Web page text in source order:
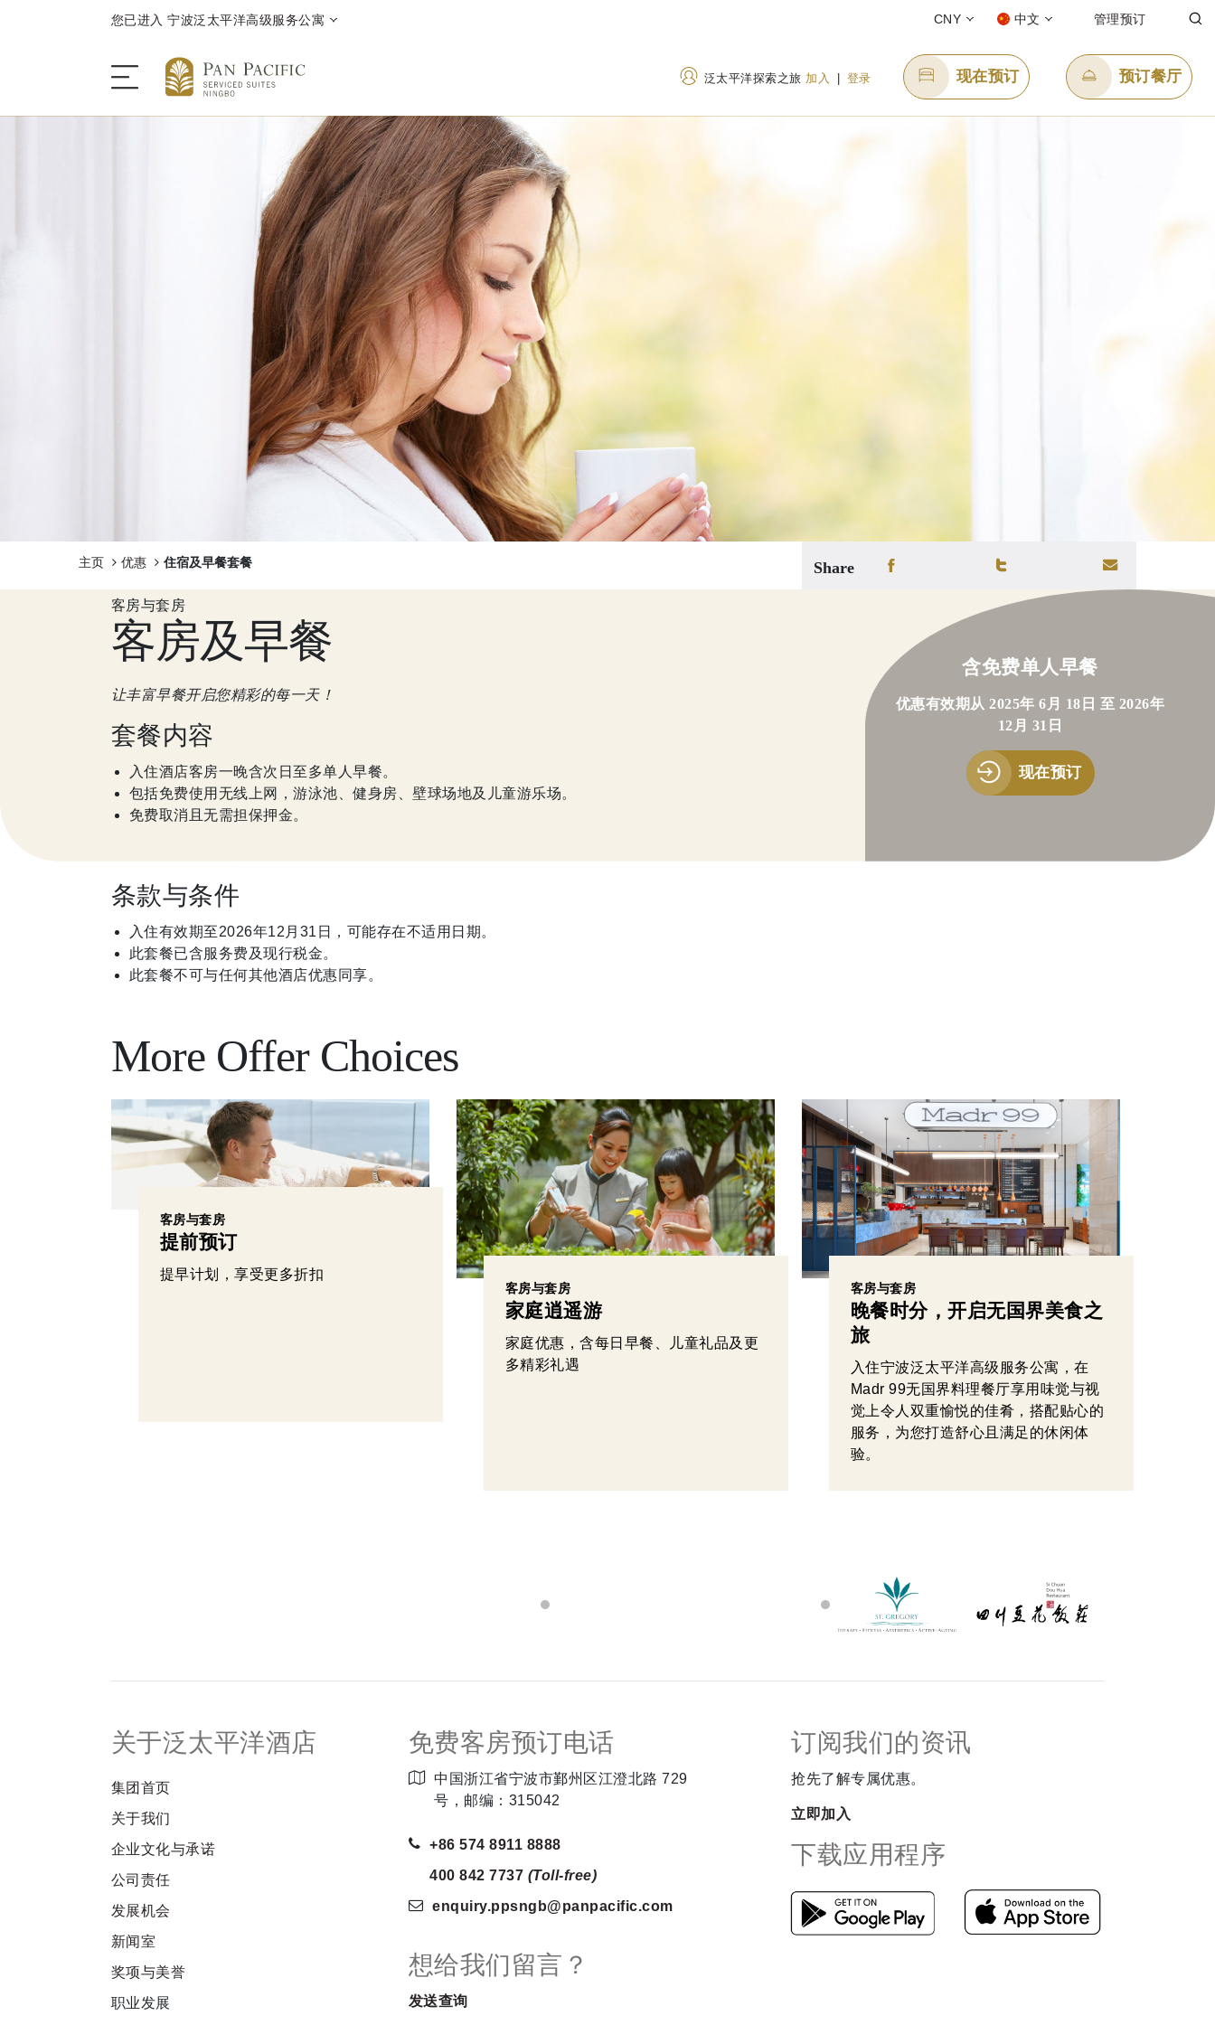
您已进入 宁波泛太平洋高级服务公寓 CNY 中文 管理预订
泛太平洋探索之旅 加入 | 登录 现在预订 预订餐厅
泛太平洋酒店的探索之旅
宁波泛太平洋高级服务公
回到全球首页
地址
中国浙江省宁波市鄞州区江
澄北路 729 号，邮编：
315042
主页 优惠 住宿及早餐套餐 Share
客房与套房
客房及早餐
让丰富早餐开启您精彩的每一天！
套餐内容
入住酒店客房一晚含次日至多单人早餐。
包括免费使用无线上网，游泳池、健身房、壁球场地及儿童游乐场。
免费取消且无需担保押金。
含免费单人早餐
优惠有效期从 2025年 6月 18日 至 2026年
12月 31日
现在预订
条款与条件
入住有效期至2026年12月31日，可能存在不适用日期。
此套餐已含服务费及现行税金。
此套餐不可与任何其他酒店优惠同享。
More Offer Choices
客房与套房
提前预订
提早计划，享受更多折扣
客房与套房
家庭逍遥游
家庭优惠，含每日早餐、儿童礼品及更
多精彩礼遇
客房与套房
晚餐时分，开启无国界美食之
旅
入住宁波泛太平洋高级服务公寓，在
Madr 99无国界料理餐厅享用味觉与视
觉上令人双重愉悦的佳肴，搭配贴心的
服务，为您打造舒心且满足的休闲体
验。
关于泛太平洋酒店
集团首页
关于我们
企业文化与承诺
公司责任
发展机会
新闻室
奖项与美誉
职业发展
免费客房预订电话
中国浙江省宁波市鄞州区江澄北路 729
号，邮编：315042
+86 574 8911 8888
400 842 7737 (Toll-free)
enquiry.ppsngb@panpacific.com
想给我们留言？
发送查询
订阅我们的资讯
抢先了解专属优惠。
立即加入
下载应用程序